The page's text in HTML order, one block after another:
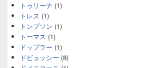
トゥリーナ (1)
トレス (1)
トンプソン (1)
トーマス (1)
ドップラー (1)
ドビュッシー (8)